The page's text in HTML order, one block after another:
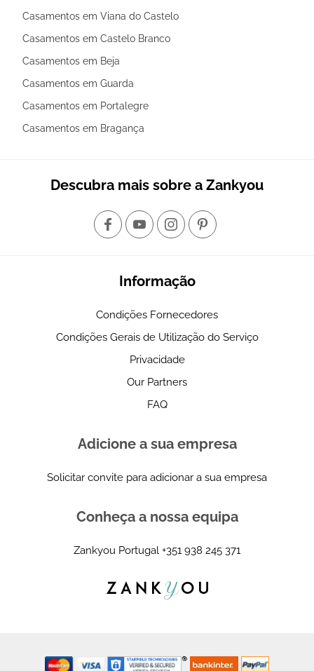
Casamentos em Viana do Castelo
Casamentos em Castelo Branco
Casamentos em Beja
Casamentos em Guarda
Casamentos em Portalegre
Casamentos em Bragança
Descubra mais sobre a Zankyou
Informação
Condições Fornecedores
Condições Gerais de Utilização do Serviço
Privacidade
Our Partners
FAQ
Adicione a sua empresa
Solicitar convite para adicionar a sua empresa
Conheça a nossa equipa
Zankyou Portugal +351 938 245 371